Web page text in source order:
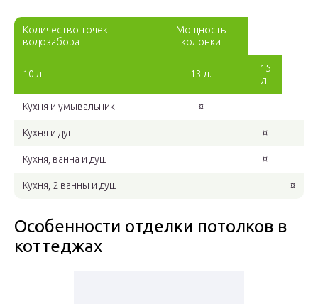
Количество точек
водозабора
Мощность
колонки
10 л. 13 л.
15
л.
Кухня и умывальник ¤
Кухня и душ ¤
Кухня, ванна и душ ¤
Кухня, 2 ванны и душ ¤
Особенности отделки потолков в
коттеджах